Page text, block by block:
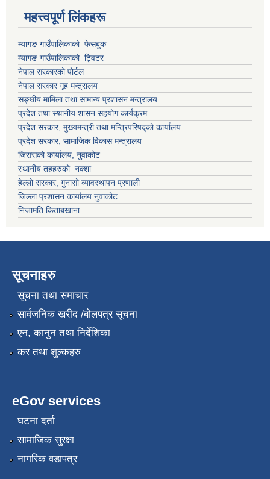
महत्त्वपूर्ण लिंकहरू
म्यागङ गाउँपालिकाको फेसबुक
म्यागङ गाउँपालिकाको ट्विटर
नेपाल सरकारको पोर्टल
नेपाल सरकार गृह मन्त्रालय
सङ्घीय मामिला तथा सामान्य प्रशासन मन्त्रालय
प्रदेश तथा स्थानीय शासन सहयोग कार्यक्रम
प्रदेश सरकार, मुख्यमन्त्री तथा मन्त्रिपरिषद्को कार्यालय
प्रदेश सरकार, सामाजिक विकास मन्त्रालय
जिससको कार्यालय, नुवाकोट
स्थानीय तहहरुको नक्शा
हेल्लो सरकार, गुनासो व्यावस्थापन प्रणाली
जिल्ला प्रशासन कार्यालय नुवाकोट
निजामति किताबखाना
सूचनाहरु
सूचना तथा समाचार
सार्वजनिक खरीद /बोलपत्र सूचना
एन, कानुन तथा निर्देशिका
कर तथा शुल्कहरु
eGov services
घटना दर्ता
सामाजिक सुरक्षा
नागरिक वडापत्र